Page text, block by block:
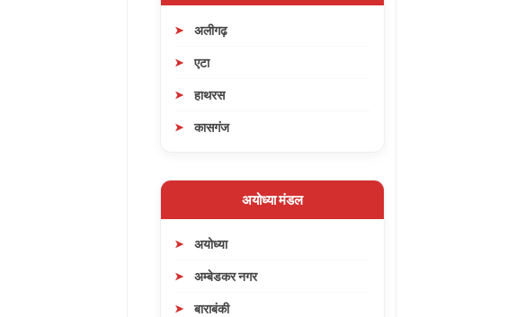
अलीगढ़
एटा
हाथरस
कासगंज
अयोध्या मंडल
अयोध्या
अम्बेडकर नगर
बाराबंकी